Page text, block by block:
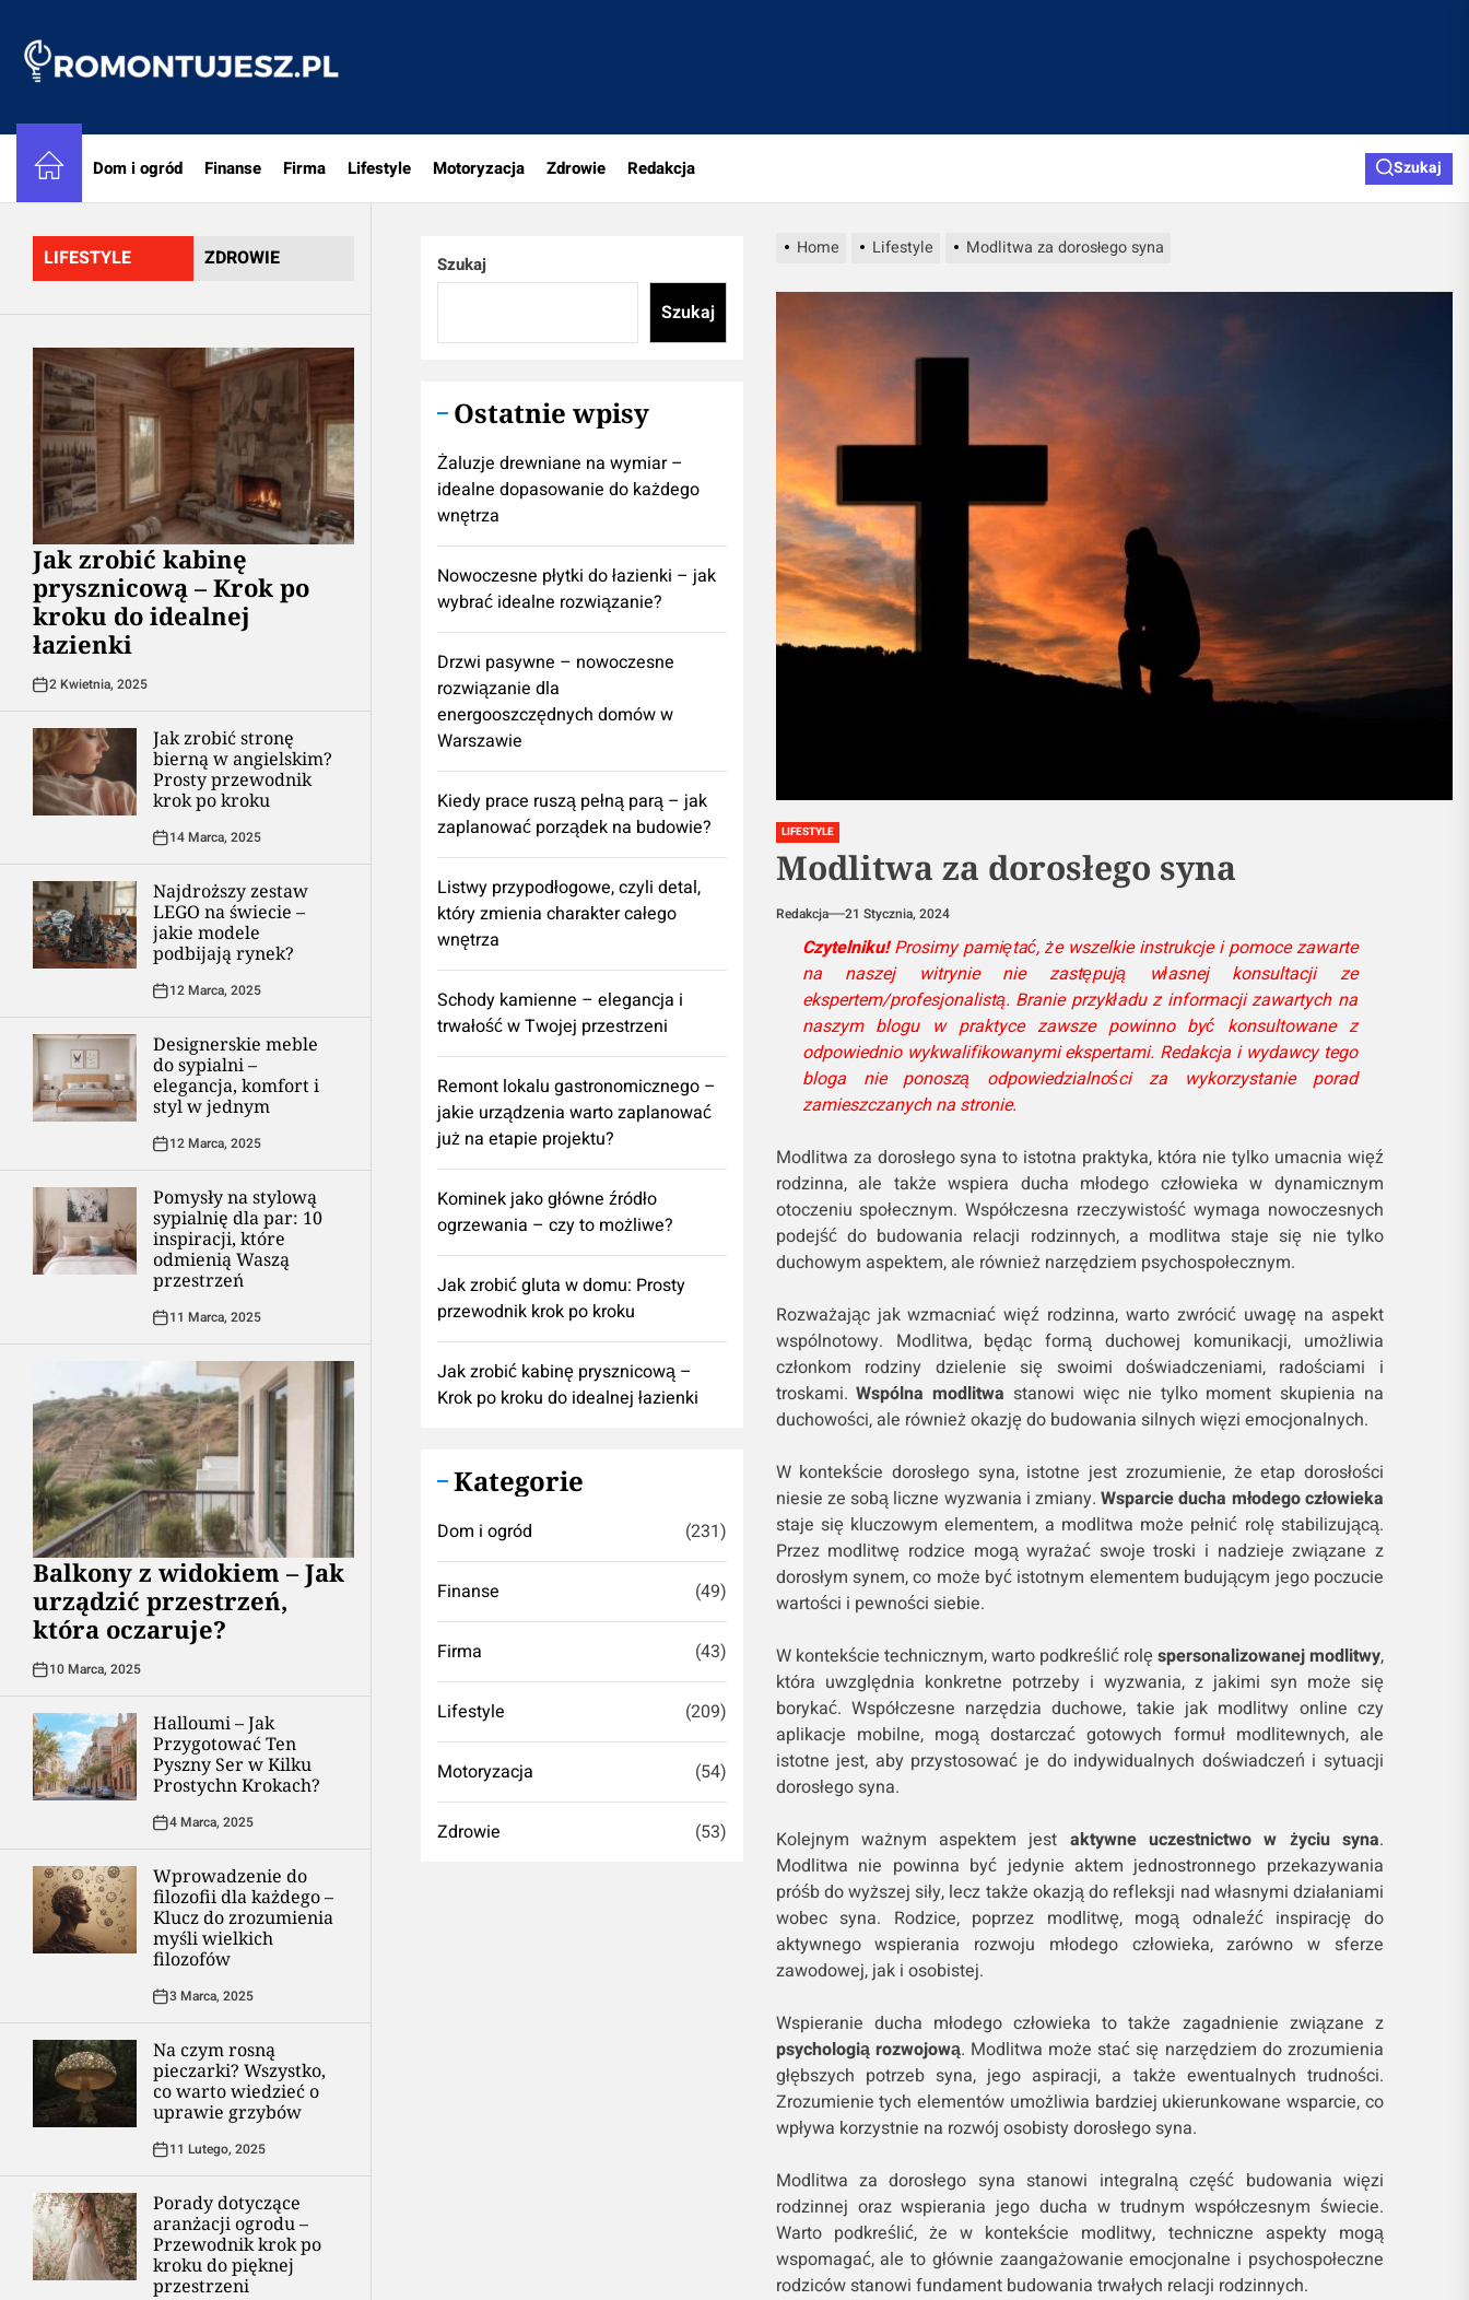
content
Dom i ogród Finanse Firma Lifestyle Motoryzacja Zdrowie Redakcja Szukaj
LIFESTYLE ZDROWIE
Jak zrobić kabinę
prysznicową – Krok po
kroku do idealnej
łazienki
2 Kwietnia, 2025
Jak zrobić stronę
bierną w angielskim?
Prosty przewodnik
krok po kroku
14 Marca, 2025
Najdroższy zestaw
LEGO na świecie –
jakie modele
podbijają rynek?
12 Marca, 2025
Designerskie meble
do sypialni –
elegancja, komfort i
styl w jednym
12 Marca, 2025
Pomysły na stylową
sypialnię dla par: 10
inspiracji, które
odmienią Waszą
przestrzeń
11 Marca, 2025
Balkony z widokiem – Jak
urządzić przestrzeń,
która oczaruje?
10 Marca, 2025
Halloumi – Jak
Przygotować Ten
Pyszny Ser w Kilku
Prostychn Krokach?
4 Marca, 2025
Wprowadzenie do
filozofii dla każdego –
Klucz do zrozumienia
myśli wielkich
filozofów
3 Marca, 2025
Na czym rosną
pieczarki? Wszystko,
co warto wiedzieć o
uprawie grzybów
11 Lutego, 2025
Porady dotyczące
aranżacji ogrodu –
Przewodnik krok po
kroku do pięknej
przestrzeni
Home Lifestyle Modlitwa za dorosłego syna
LIFESTYLE
Modlitwa za dorosłego syna
Redakcja 21 Stycznia, 2024
Czytelniku!Prosimy pamiętać, że wszelkie instrukcje i pomoce zawarte
na naszej witrynie nie zastępują własnej konsultacji ze
ekspertem/profesjonalistą. Branie przykładu z informacji zawartych na
naszym blogu w praktyce zawsze powinno być konsultowane z
odpowiednio wykwalifikowanymi ekspertami. Redakcja i wydawcy tego
bloga nie ponoszą odpowiedzialności za wykorzystanie porad
zamieszczanych na stronie.
Modlitwa za dorosłego syna to istotna praktyka, która nie tylko umacnia więź
rodzinna, ale także wspiera ducha młodego człowieka w dynamicznym
otoczeniu społecznym. Współczesna rzeczywistość wymaga nowoczesnych
podejść do budowania relacji rodzinnych, a modlitwa staje się nie tylko
duchowym aspektem, ale również narzędziem psychospołecznym.
Rozważając jak wzmacniać więź rodzinna, warto zwrócić uwagę na aspekt
wspólnotowy. Modlitwa, będąc formą duchowej komunikacji, umożliwia
członkom rodziny dzielenie się swoimi doświadczeniami, radościami i
troskami.Wspólna modlitwa stanowi więc nie tylko moment skupienia na
duchowości, ale również okazję do budowania silnych więzi emocjonalnych.
W kontekście dorosłego syna, istotne jest zrozumienie, że etap dorosłości
niesie ze sobą liczne wyzwania i zmiany.Wsparcie ducha młodego człowieka
staje się kluczowym elementem, a modlitwa może pełnić rolę stabilizującą.
Przez modlitwę rodzice mogą wyrażać swoje troski i nadzieje związane z
dorosłym synem, co może być istotnym elementem budującym jego poczucie
wartości i pewności siebie.
W kontekście technicznym, warto podkreślić rolęspersonalizowanej modlitwy,
która uwzględnia konkretne potrzeby i wyzwania, z jakimi syn może się
borykać. Współczesne narzędzia duchowe, takie jak modlitwy online czy
aplikacje mobilne, mogą dostarczać gotowych formuł modlitewnych, ale
istotne jest, aby przystosować je do indywidualnych doświadczeń i sytuacji
dorosłego syna.
Kolejnym ważnym aspektem jest aktywne uczestnictwo w życiu syna.
Modlitwa nie powinna być jedynie aktem jednostronnego przekazywania
próśb do wyższej siły, lecz także okazją do refleksji nad własnymi działaniami
wobec syna. Rodzice, poprzez modlitwę, mogą odnaleźć inspirację do
aktywnego wspierania rozwoju młodego człowieka, zarówno w sferze
zawodowej, jak i osobistej.
Wspieranie ducha młodego człowieka to także zagadnienie związane z
psychologią rozwojową. Modlitwa może stać się narzędziem do zrozumienia
głębszych potrzeb syna, jego aspiracji, a także ewentualnych trudności.
Zrozumienie tych elementów umożliwia bardziej ukierunkowane wsparcie, co
wpływa korzystnie na rozwój osobisty dorosłego syna.
Modlitwa za dorosłego syna stanowi integralną część budowania więzi
rodzinnej oraz wspierania jego ducha w trudnym współczesnym świecie.
Warto podkreślić, że w kontekście modlitwy, techniczne aspekty mogą
wspomagać, ale to głównie zaangażowanie emocjonalne i psychospołeczne
rodziców stanowi fundament budowania trwałych relacji rodzinnych.
Szukaj
Szukaj
Ostatnie wpisy
Żaluzje drewniane na wymiar –
idealne dopasowanie do każdego
wnętrza
Nowoczesne płytki do łazienki – jak
wybrać idealne rozwiązanie?
Drzwi pasywne – nowoczesne
rozwiązanie dla
energooszczędnych domów w
Warszawie
Kiedy prace ruszą pełną parą – jak
zaplanować porządek na budowie?
Listwy przypodłogowe, czyli detal,
który zmienia charakter całego
wnętrza
Schody kamienne – elegancja i
trwałość w Twojej przestrzeni
​Remont lokalu gastronomicznego –
jakie urządzenia warto zaplanować
już na etapie projektu?
Kominek jako główne źródło
ogrzewania – czy to możliwe?
Jak zrobić gluta w domu: Prosty
przewodnik krok po kroku
Jak zrobić kabinę prysznicową –
Krok po kroku do idealnej łazienki
Kategorie
Dom i ogród (231)
Finanse (49)
Firma (43)
Lifestyle (209)
Motoryzacja (54)
Zdrowie (53)